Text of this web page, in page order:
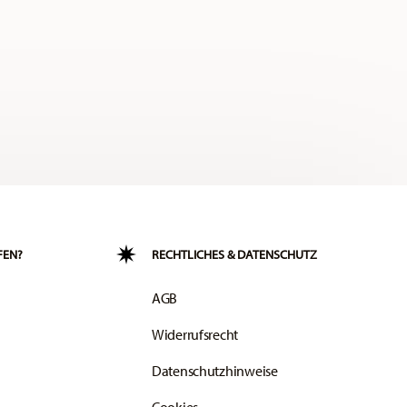
RECHTLICHES & DATENSCHUTZ
AGB
Widerrufsrecht
Datenschutzhinweise